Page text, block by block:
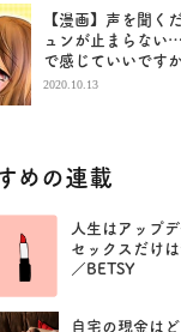
【漫画】声を聞く
ュンが止まらない
で感じていいです
2020.10.13
めの連載
人生はアップ
セックスだけ
／BETSY
自宅の現金は